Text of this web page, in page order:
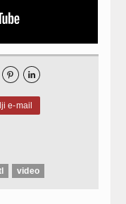
 
e-mail
video